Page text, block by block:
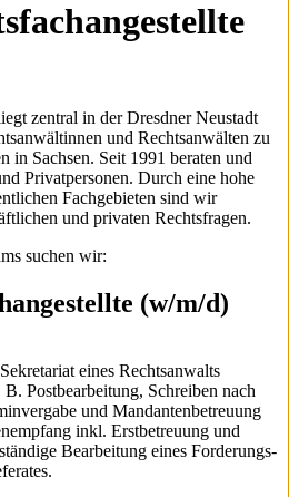
zentral in der Dresdner Neustadt
und Rechtsanwälten zu
in Sachsen. Seit 1991 beraten und
Privatpersonen. Durch eine hohe
Fachgebieten sind wir
und privaten Rechtsfragen.
suchen wir:
(w/m/d)
eines Rechtsanwalts
Postbearbeitung, Schreiben nach
und Mandantenbetreuung
inkl. Erstbetreuung und
Bearbeitung eines Forderungs-